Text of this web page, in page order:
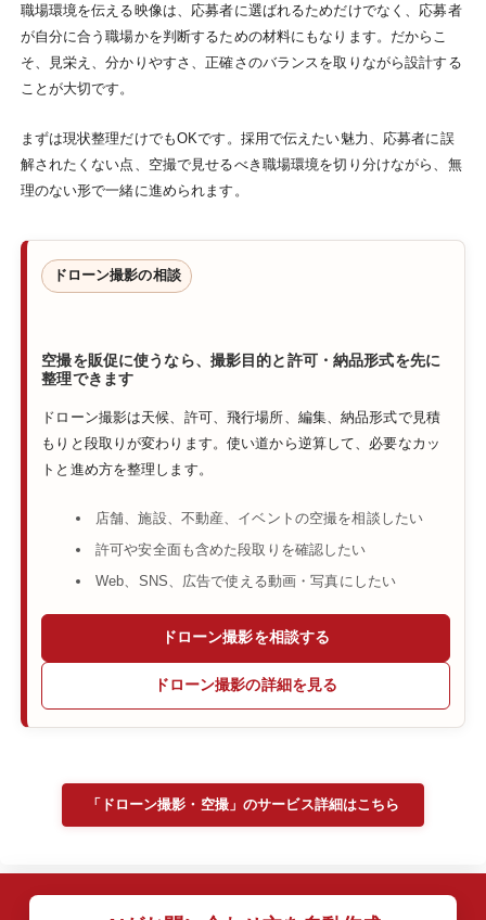
職場環境を伝える映像は、応募者に選ばれるためだけでなく、応募者
が自分に合う職場かを判断するための材料にもなります。だからこ
そ、見栄え、分かりやすさ、正確さのバランスを取りながら設計する
ことが大切です。
まずは現状整理だけでもOKです。採用で伝えたい魅力、応募者に誤
解されたくない点、空撮で見せるべき職場環境を切り分けながら、無
理のない形で一緒に進められます。
ドローン撮影の相談
空撮を販促に使うなら、撮影目的と許可・納品形式を先に
整理できます
ドローン撮影は天候、許可、飛行場所、編集、納品形式で見積
もりと段取りが変わります。使い道から逆算して、必要なカッ
トと進め方を整理します。
店舗、施設、不動産、イベントの空撮を相談したい
許可や安全面も含めた段取りを確認したい
Web、SNS、広告で使える動画・写真にしたい
ドローン撮影を相談する
ドローン撮影の詳細を見る
「ドローン撮影・空撮」のサービス詳細はこちら